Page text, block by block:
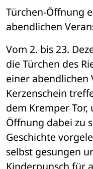
Türchen-Öffnung
abendlichen
Vom 2. bis 23.
die Türchen des
einer abendlichen
Kerzenschein
dem Kremper
Öffnung dabei zu
Geschichte
selbst gesungen
Kinderpunsch für